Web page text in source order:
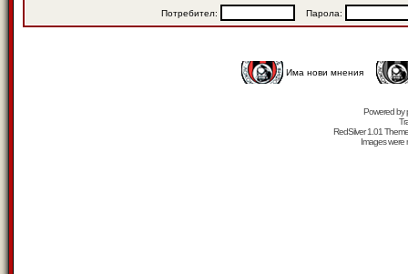
Потребител: Парола:
Има нови мнения
Powered by
RedSilver 1.01
Images were